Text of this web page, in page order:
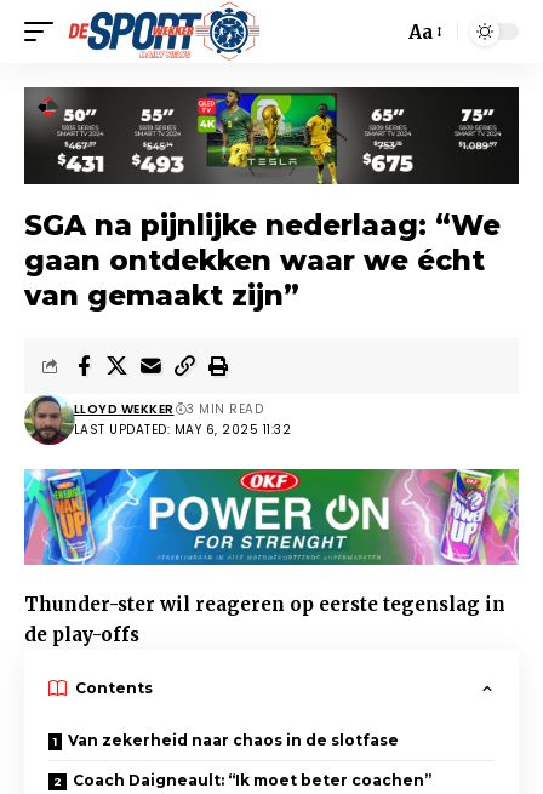
Aa
SGA na pijnlijke nederlaag: “We
gaan ontdekken waar we écht
van gemaakt zijn”
LAST UPDATED: MAY 6, 2025 11:32
LLOYD WEKKER 3 MIN READ
Thunder-ster wil reageren op eerste tegenslag in
de play-offs
Contents
Van zekerheid naar chaos in de slotfase
Coach Daigneault: “Ik moet beter coachen”